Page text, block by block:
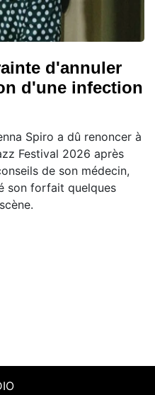
d'annuler
d'une infection
Spiro a dû renoncer à
Festival 2026 après
de son médecin,
son forfait quelques